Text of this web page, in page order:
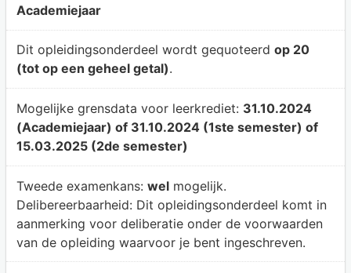
Academiejaar
Dit opleidingsonderdeel wordt gequoteerd op 20
(tot op een geheel getal).
Mogelijke grensdata voor leerkrediet: 31.10.2024
(Academiejaar) of 31.10.2024 (1ste semester) of
15.03.2025 (2de semester)
Tweede examenkans: welmogelijk.
Delibereerbaarheid: Dit opleidingsonderdeel komt in
aanmerking voor deliberatie onder de voorwaarden
van de opleiding waarvoor je bent ingeschreven.